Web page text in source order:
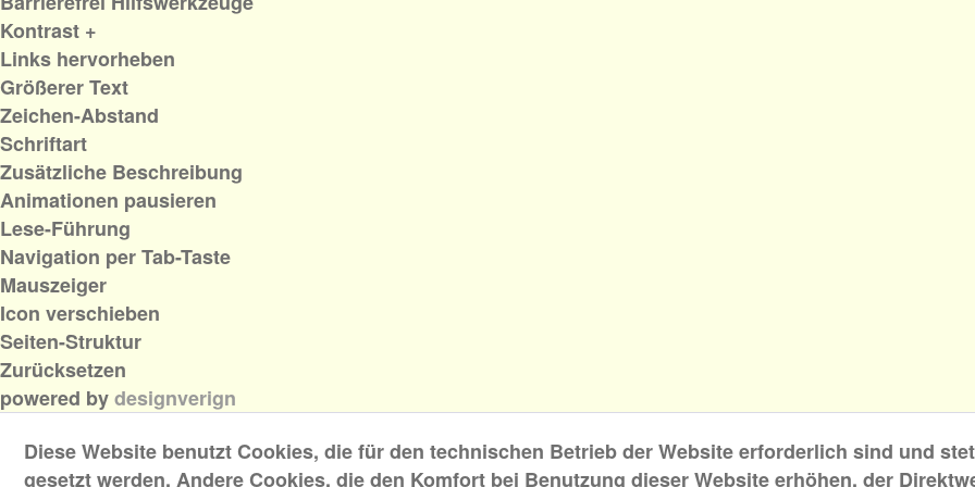
Diese Website benutzt Cookies, die für den technischen Betrieb der Website erforderlich sind und
gesetzt werden. Andere Cookies, die den Komfort bei Benutzung dieser Website erhöhen, der
Kontrast +
Links hervorheben
Größerer Text
Zeichen-Abstand
Schriftart
Zusätzliche Beschreibung
Animationen pausieren
Lese-Führung
Navigation per Tab-Taste
Mauszeiger
Icon verschieben
Seiten-Struktur
Zurücksetzen
powered bydesignverign